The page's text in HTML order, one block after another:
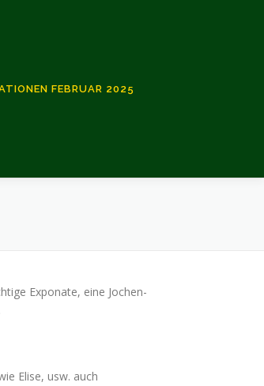
FEBRUAR 2025
Exponate, eine Jochen-
Elise, usw. auch